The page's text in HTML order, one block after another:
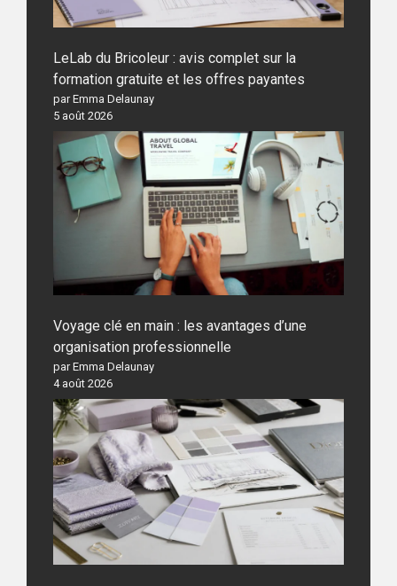
LeLab du Bricoleur : avis complet sur la
formation gratuite et les offres payantes
par Emma Delaunay
5 août 2026
Voyage clé en main : les avantages d’une
organisation professionnelle
par Emma Delaunay
4 août 2026